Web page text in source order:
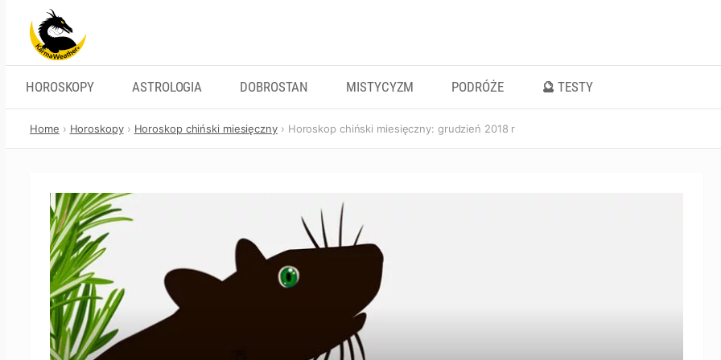
content
HOROSKOPY ASTROLOGIA DOBROSTAN MISTYCYZM PODRÓŻE 🔮 TESTY
Home Horoskopy Horoskop chiński miesięczny Horoskop chiński miesięczny: grudzień 2018 r